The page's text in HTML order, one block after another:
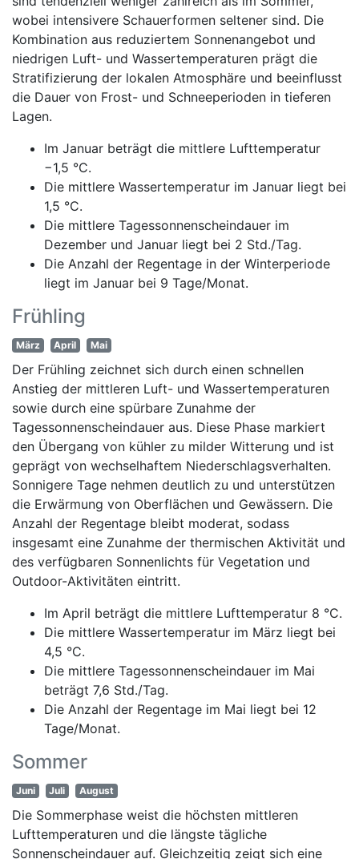
wobei intensivere Schauerformen seltener sind. Die
Kombination aus reduziertem Sonnenangebot und
niedrigen Luft- und Wassertemperaturen prägt die
Stratifizierung der lokalen Atmosphäre und beeinflusst
die Dauer von Frost- und Schneeperioden in tieferen
Lagen.
Im Januar beträgt die mittlere Lufttemperatur
−1,5 °C.
Die mittlere Wassertemperatur im Januar liegt bei
1,5 °C.
Die mittlere Tagessonnenscheindauer im
Dezember und Januar liegt bei 2 Std./Tag.
Die Anzahl der Regentage in der Winterperiode
liegt im Januar bei 9 Tage/Monat.
Frühling
März April Mai
Der Frühling zeichnet sich durch einen schnellen
Anstieg der mittleren Luft- und Wassertemperaturen
sowie durch eine spürbare Zunahme der
Tagessonnenscheindauer aus. Diese Phase markiert
den Übergang von kühler zu milder Witterung und ist
geprägt von wechselhaftem Niederschlagsverhalten.
Sonnigere Tage nehmen deutlich zu und unterstützen
die Erwärmung von Oberflächen und Gewässern. Die
Anzahl der Regentage bleibt moderat, sodass
insgesamt eine Zunahme der thermischen Aktivität und
des verfügbaren Sonnenlichts für Vegetation und
Outdoor-Aktivitäten eintritt.
Im April beträgt die mittlere Lufttemperatur 8 °C.
Die mittlere Wassertemperatur im März liegt bei
4,5 °C.
Die mittlere Tagessonnenscheindauer im Mai
beträgt 7,6 Std./Tag.
Die Anzahl der Regentage im Mai liegt bei 12
Tage/Monat.
Sommer
Juni Juli August
Die Sommerphase weist die höchsten mittleren
Lufttemperaturen und die längste tägliche
Sonnenscheindauer auf. Gleichzeitig zeigt sich eine